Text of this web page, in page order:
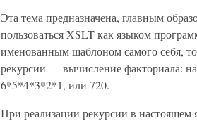
Эта тема предназначена, главным
пользоваться XSLT как языком
именованным шаблоном самого себя, то
рекурсии — вычисление факториала:
6*5*4*3*2*1, или 720.
При реализации рекурсии в